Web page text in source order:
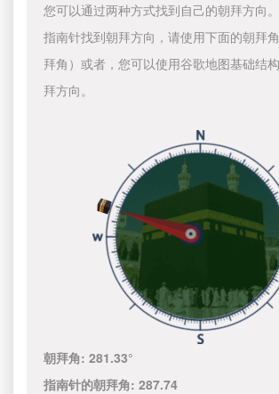
您可以通过两种方式找到自己的朝拜方向
指南针找到朝拜方向，请使用下面的朝拜
拜角）或者，您可以使用谷歌地图基础结
拜方向。
朝拜角:281.33°
指南针的朝拜角:287.74